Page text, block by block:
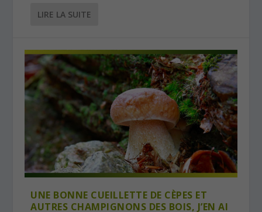
LIRE LA SUITE
UNE BONNE CUEILLETTE DE CÈPES ET
AUTRES CHAMPIGNONS DES BOIS, J’EN AI